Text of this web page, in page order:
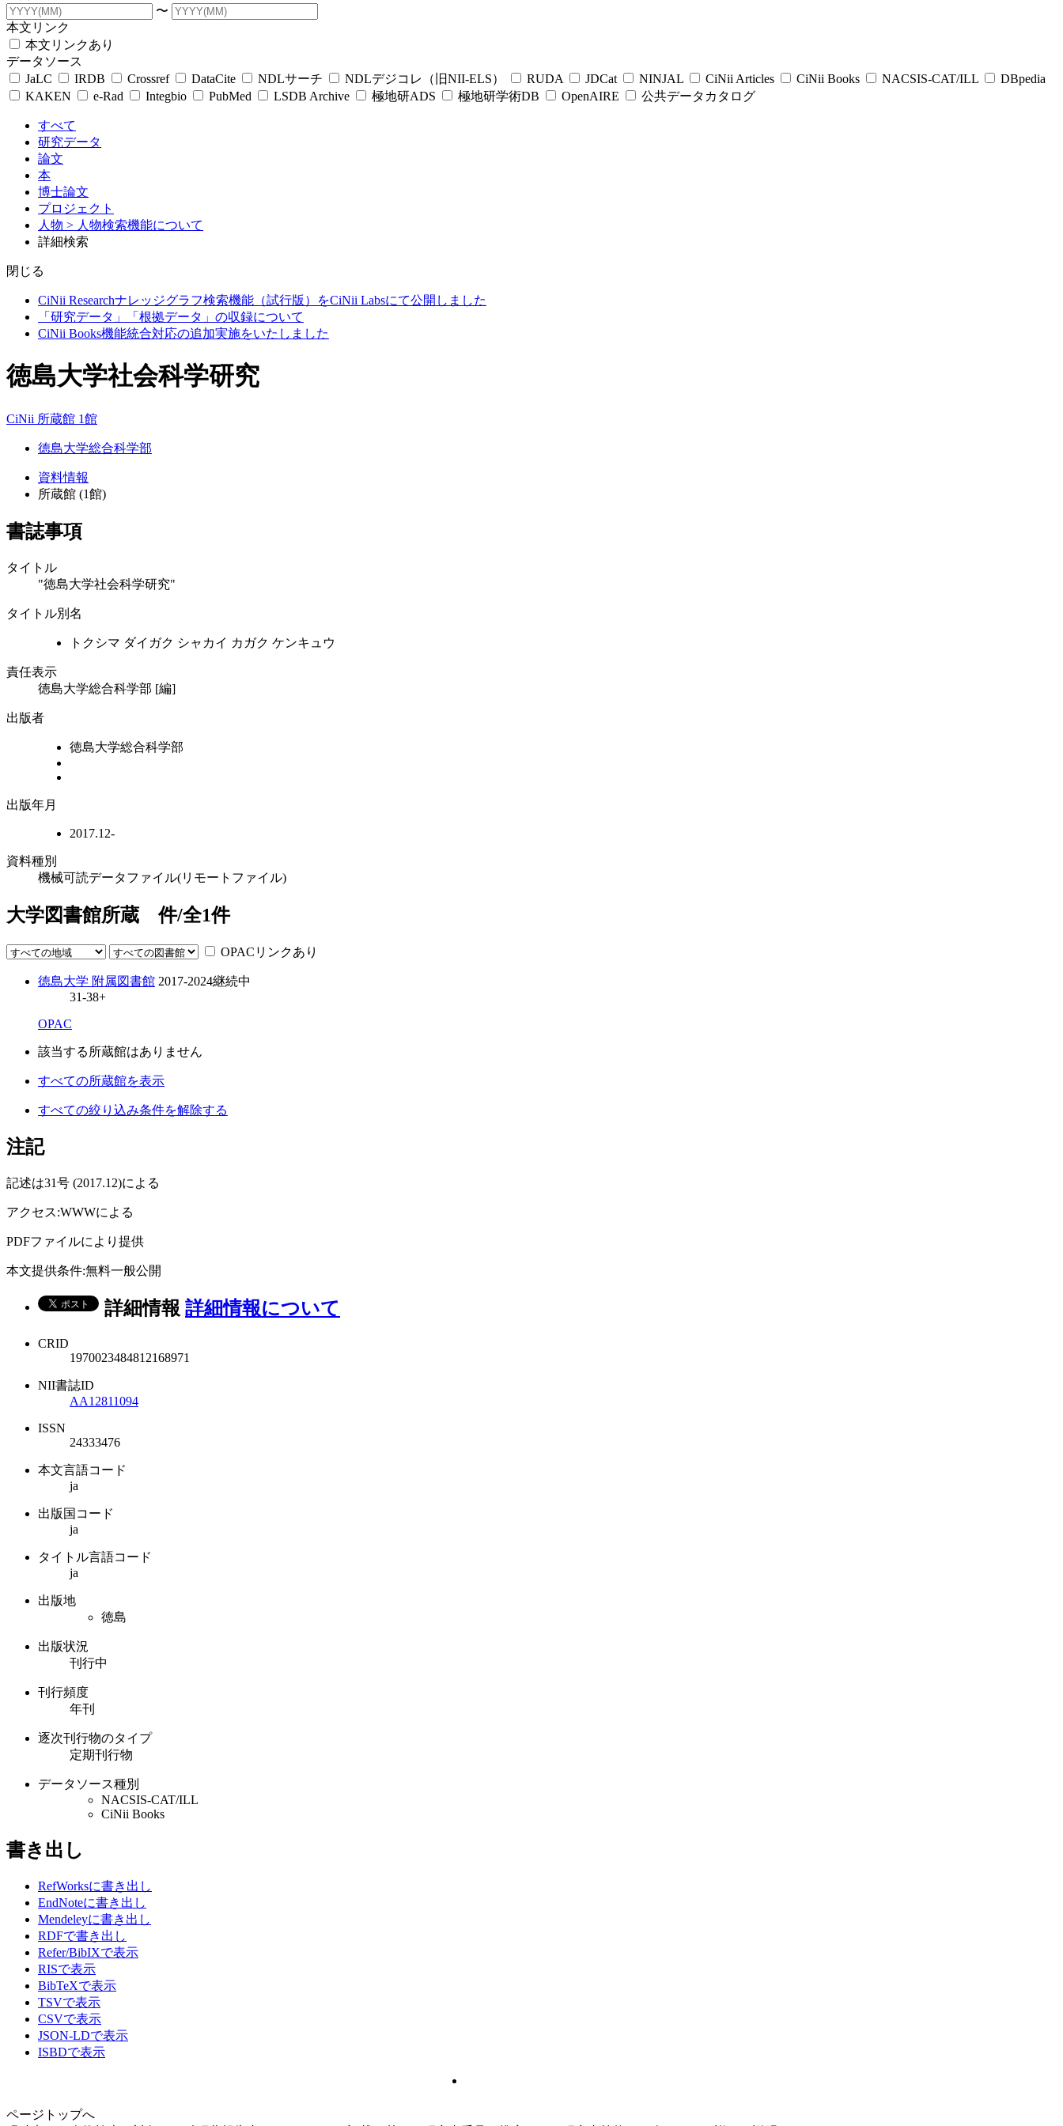
〜
本文リンク
本文リンクあり
データソース
JaLC
IRDB Crossref DataCite NDLサーチ NDLデジコレ（旧NII-ELS） RUDA JDCat NINJAL CiNii Articles CiNii Books NACSIS-CAT/ILL
DBpedia
KAKEN
e-Rad Integbio PubMed LSDB Archive 極地研ADS 極地研学術DB OpenAIRE 公共データカタログ
すべて
研究データ
論文
本
博士論文
プロジェクト
人物 > 人物検索機能について
詳細検索
閉じる
CiNii Researchナレッジグラフ検索機能（試行版）をCiNii Labsにて公開しました
「研究データ」「根拠データ」の収録について
CiNii Books機能統合対応の追加実施をいたしました
徳島大学社会科学研究
CiNii 所蔵館 1館
徳島大学総合科学部
資料情報
所蔵館 (1館)
書誌事項
タイトル
"徳島大学社会科学研究"
タイトル別名
トクシマ ダイガク シャカイ カガク ケンキュウ
責任表示
徳島大学総合科学部 [編]
出版者
徳島大学総合科学部
出版年月
2017.12-
資料種別
機械可読データファイル(リモートファイル)
大学図書館所蔵 件/全1件
OPACリンクあり
徳島大学 附属図書館 2017-2024継続中
31-38+
OPAC
該当する所蔵館はありません
すべての所蔵館を表示
すべての絞り込み条件を解除する
注記
記述は31号 (2017.12)による
アクセス:WWWによる
PDFファイルにより提供
本文提供条件:無料一般公開
詳細情報 詳細情報について
CRID
1970023484812168971
NII書誌ID
AA12811094
ISSN
24333476
本文言語コード
ja
出版国コード
ja
タイトル言語コード
ja
出版地
徳島
出版状況
刊行中
刊行頻度
年刊
逐次刊行物のタイプ
定期刊行物
データソース種別
NACSIS-CAT/ILL
CiNii Books
書き出し
RefWorksに書き出し
EndNoteに書き出し
Mendeleyに書き出し
RDFで書き出し
Refer/BibIXで表示
RISで表示
BibTeXで表示
TSVで表示
CSVで表示
JSON-LDで表示
ISBDで表示
ページトップへ